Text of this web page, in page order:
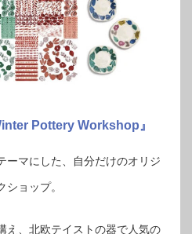
Pottery Workshop』
ーマにした、自分だけのオリジ
ョップ。
え、北欧テイストの器で人気の